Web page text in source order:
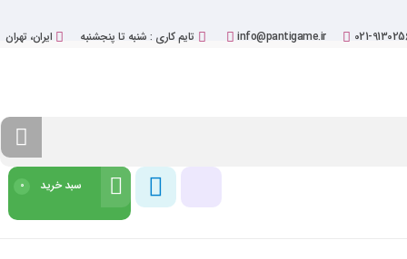
021-
info@pantigame.ir تایم کاری : شنبه تا پنجشنبه ایران، تهران
سبد خرید 0